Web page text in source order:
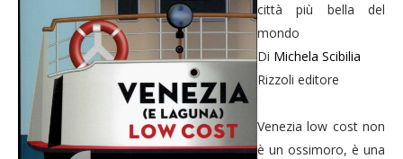
città più bella del
mondo
Di Michela Scibilia
Rizzoli editore
Venezia low cost non
è un ossimoro, è una